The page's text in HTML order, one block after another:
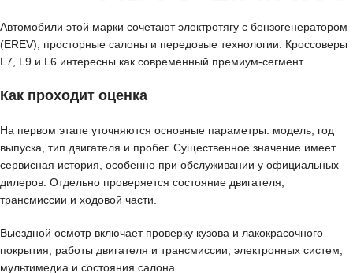
Автомобили этой марки сочетают электротягу с бензогенератором
(EREV), просторные салоны и передовые технологии. Кроссоверы
L7, L9 и L6 интересны как современный премиум-сегмент.
Как проходит оценка
На первом этапе уточняются основные параметры: модель, год
выпуска, тип двигателя и пробег. Существенное значение имеет
сервисная история, особенно при обслуживании у официальных
дилеров. Отдельно проверяется состояние двигателя,
трансмиссии и ходовой части.
Выездной осмотр включает проверку кузова и лакокрасочного
покрытия, работы двигателя и трансмиссии, электронных систем,
мультимедиа и состояния салона.